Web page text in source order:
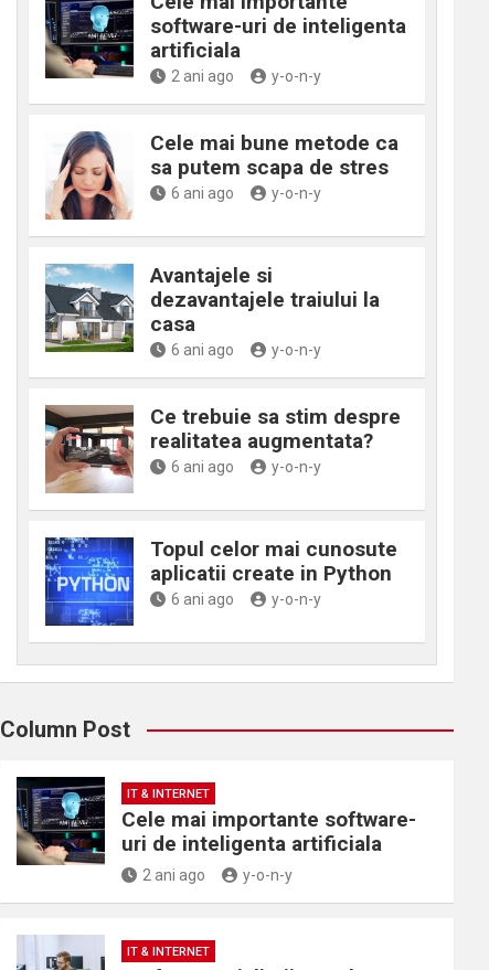
software-uri de inteligenta
artificiala
2 ani ago y-o-n-y
Cele mai bune metode ca
sa putem scapa de stres
6 ani ago y-o-n-y
Avantajele si
dezavantajele traiului la
casa
6 ani ago y-o-n-y
Ce trebuie sa stim despre
realitatea augmentata?
6 ani ago y-o-n-y
Topul celor mai cunosute
aplicatii create in Python
6 ani ago y-o-n-y
Column Post
IT & INTERNET
Cele mai importante software-
uri de inteligenta artificiala
2 ani ago y-o-n-y
IT & INTERNET